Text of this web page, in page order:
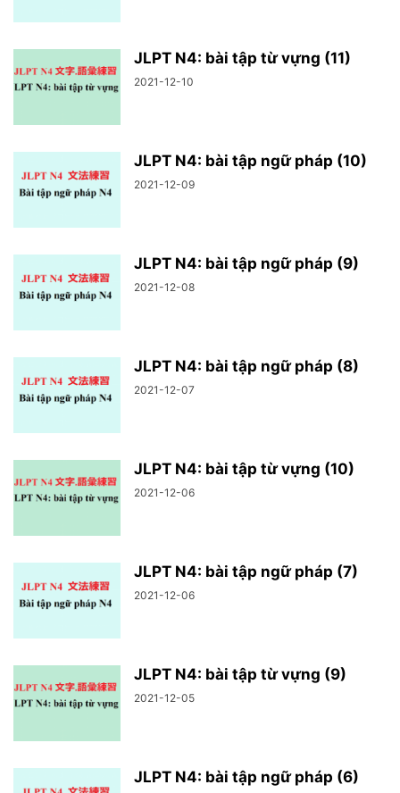
JLPT N4: bài tập từ vựng (11)
2021-12-10
JLPT N4: bài tập ngữ pháp (10)
2021-12-09
JLPT N4: bài tập ngữ pháp (9)
2021-12-08
JLPT N4: bài tập ngữ pháp (8)
2021-12-07
JLPT N4: bài tập từ vựng (10)
2021-12-06
JLPT N4: bài tập ngữ pháp (7)
2021-12-06
JLPT N4: bài tập từ vựng (9)
2021-12-05
JLPT N4: bài tập ngữ pháp (6)